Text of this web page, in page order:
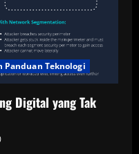
Panduan Teknologi
Digital yang Tak